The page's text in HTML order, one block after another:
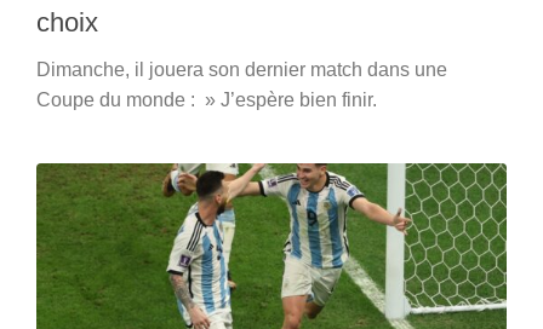
choix
Dimanche, il jouera son dernier match dans une
Coupe du monde : » J’espère bien finir.